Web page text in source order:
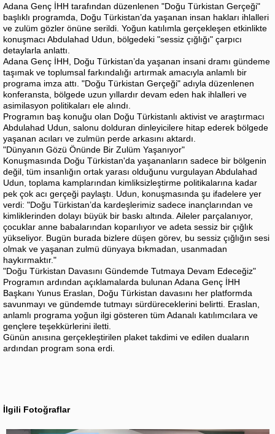
​Adana Genç İHH tarafından düzenlenen "Doğu Türkistan Gerçeği"
başlıklı programda, Doğu Türkistan’da yaşanan insan hakları ihlalleri
ve zulüm gözler önüne serildi. Yoğun katılımla gerçekleşen etkinlikte
konuşmacı Abdulahad Udun, bölgedeki "sessiz çığlığı" çarpıcı
detaylarla anlattı.
​Adana Genç İHH, Doğu Türkistan’da yaşanan insani dramı gündeme
taşımak ve toplumsal farkındalığı artırmak amacıyla anlamlı bir
programa imza attı. "Doğu Türkistan Gerçeği" adıyla düzenlenen
konferansta, bölgede uzun yıllardır devam eden hak ihlalleri ve
asimilasyon politikaları ele alındı.
​Programın baş konuğu olan Doğu Türkistanlı aktivist ve araştırmacı
Abdulahad Udun, salonu dolduran dinleyicilere hitap ederek bölgede
yaşanan acıları ve zulmün perde arkasını aktardı.
​"Dünyanın Gözü Önünde Bir Zulüm Yaşanıyor"
​Konuşmasında Doğu Türkistan'da yaşananların sadece bir bölgenin
değil, tüm insanlığın ortak yarası olduğunu vurgulayan Abdulahad
Udun, toplama kamplarından kimliksizleştirme politikalarına kadar
pek çok acı gerçeği paylaştı. Udun, konuşmasında şu ifadelere yer
verdi: ​"Doğu Türkistan’da kardeşlerimiz sadece inançlarından ve
kimliklerinden dolayı büyük bir baskı altında. Aileler parçalanıyor,
çocuklar anne babalarından koparılıyor ve adeta sessiz bir çığlık
yükseliyor. Bugün burada bizlere düşen görev, bu sessiz çığlığın sesi
olmak ve yaşanan zulmü dünyaya bıkmadan, usanmadan
haykırmaktır."
​"Doğu Türkistan Davasını Gündemde Tutmaya Devam Edeceğiz"
​Programın ardından açıklamalarda bulunan Adana Genç İHH
Başkanı Yunus Eraslan, Doğu Türkistan davasını her platformda
savunmayı ve gündemde tutmayı sürdüreceklerini belirtti. Eraslan,
anlamlı programa yoğun ilgi gösteren tüm Adanalı katılımcılara ve
gençlere teşekkürlerini iletti.
​Günün anısına gerçekleştirilen plaket takdimi ve edilen duaların
ardından program sona erdi.
İlgili Fotoğraflar